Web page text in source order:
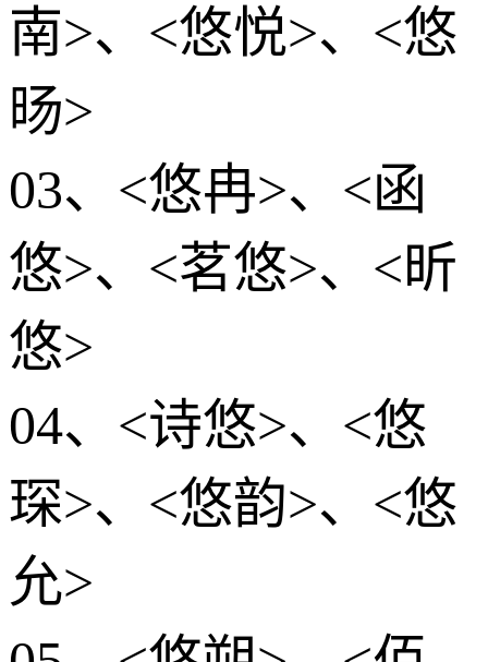
南>、<悠悦>、<悠
旸>
03、<悠冉>、<函
悠>、<茗悠>、<昕
悠>
04、<诗悠>、<悠
琛>、<悠韵>、<悠
允>